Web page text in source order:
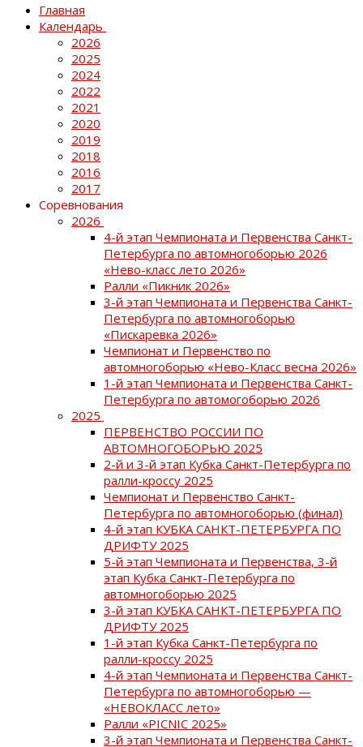
Главная
Календарь
2026
2025
2024
2022
2021
2020
2019
2018
2016
2017
Соревнования
2026
4-й этап Чемпионата и Первенства Санкт-
Петербурга по автомногоборью 2026
«Нево-класс лето 2026»
Ралли «Пикник 2026»
3-й этап Чемпионата и Первенства Санкт-
Петербурга по автомногоборью
«Пискаревка 2026»
Чемпионат и Первенство по
автомногоборью «Нево-Класс весна 2026»
1-й этап Чемпионата и Первенства Санкт-
Петербурга по автомогоборью 2026
2025
ПЕРВЕНСТВО РОССИИ ПО
АВТОМНОГОБОРЬЮ 2025
2-й и 3-й этап Кубка Санкт-Петербурга по
ралли-кроссу 2025
Чемпионат и Первенство Санкт-
Петербурга по автомногоборью (финал)
4-й этап КУБКА САНКТ-ПЕТЕРБУРГА ПО
ДРИФТУ 2025
5-й этап Чемпионата и Первенства, 3-й
этап Кубка Санкт-Петербурга по
автомногоборью 2025
3-й этап КУБКА САНКТ-ПЕТЕРБУРГА ПО
ДРИФТУ 2025
1-й этап Кубка Санкт-Петербурга по
ралли-кроссу 2025
4-й этап Чемпионата и Первенства Санкт-
Петербурга по автомногоборью —
«НЕВОКЛАСС лето»
Ралли «PICNIC 2025»
3-й этап Чемпионата и Первенства Санкт-